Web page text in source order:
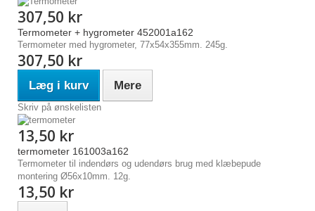
307,50 kr
Termometer + hygrometer 452001a162
Termometer med hygrometer, 77x54x355mm. 245g.
307,50 kr
Læg i kurv Mere
Skriv på ønskelisten
13,50 kr
termometer 161003a162
Termometer til indendørs og udendørs brug med klæbepude
montering Ø56x10mm. 12g.
13,50 kr